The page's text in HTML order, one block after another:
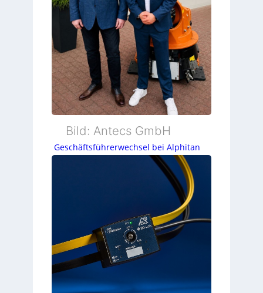
Bild: Antecs GmbH
Geschäftsführerwechsel bei Alphitan